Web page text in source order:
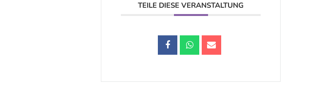
TEILE DIESE VERANSTALTUNG